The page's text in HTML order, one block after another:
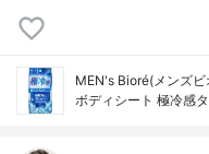
MEN's Bioré(メンズビ
ボディシート 極冷感